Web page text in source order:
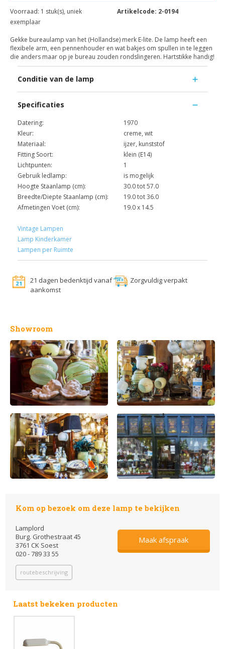
Voorraad: 1 stuk(s), uniek
exemplaar
Artikelcode: 2-0194
Gekke bureaulamp van het (Hollandse) merk E-lite. De lamp heeft een
flexibele arm, een pennenhouder en wat bakjes om spullen in te leggen
die anders maar op je bureau zouden rondslingeren. Hartstikke handig!
Conditie van de lamp
Specificaties
Datering:
1970
Kleur:
creme, wit
Materiaal:
ijzer, kunststof
Fitting Soort:
klein (E14)
Lichtpunten:
1
Gebruik ledlamp:
is mogelijk
Hoogte Staanlamp (cm):
30.0 tot 57.0
Breedte/Diepte Staanlamp (cm):
19.0 tot 36.0
Afmetingen Voet (cm):
19.0 x 14.5
Vintage Lampen
Lamp Kinderkamer
Lampen per Ruimte
21 dagen bedenktijd vanaf
aankomst
Zorgvuldig verpakt
Showroom
Kom op bezoek om deze lamp te bekijken
Lamplord
Burg. Grothestraat 45
3761 CK Soest
020 - 789 33 55
routebeschrijving
Maak afspraak
Laatst bekeken producten